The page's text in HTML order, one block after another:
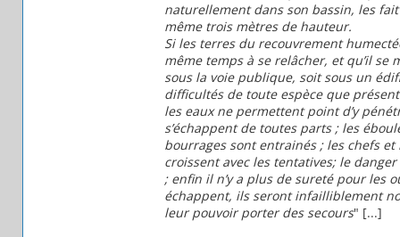
naturellement dans son bassin, les
même trois mètres de hauteur.
Si les terres du recouvrement
même temps à se relâcher, et qu’il se
sous la voie publique, soit sous un
difficultés de toute espèce que
les eaux ne permettent point d’y
s’échappent de toutes parts ; les
bourrages sont entrainés ; les chefs
croissent avec les tentatives; le
; enfin il n’y a plus de sureté pour les
échappent, ils seront infailliblement
leur pouvoir porter des secours" [...]